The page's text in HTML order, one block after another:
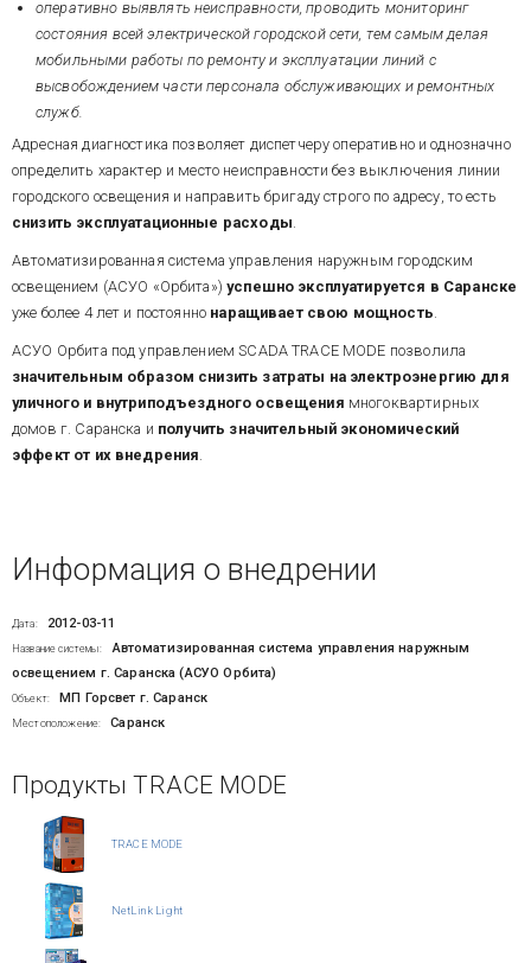
оперативно выявлять неисправности, проводить мониторинг
состояния всей электрической городской сети, тем самым делая
мобильными работы по ремонту и эксплуатации линий с
высвобождением части персонала обслуживающих и ремонтных
служб.
Адресная диагностика позволяет диспетчеру оперативно и однозначно
определить характер и место неисправности без выключения линии
городского освещения и направить бригаду строго по адресу, то есть
снизить эксплуатационные расходы.
Автоматизированная система управления наружным городским
освещением (АСУО «Орбита»)успешно эксплуатируется в Саранске
уже более 4 лет и постоянно наращивает свою мощность.
АСУО Орбита под управлением SCADA TRACE MODE позволила
значительным образом снизить затраты на электроэнергию для
уличного и внутриподъездного освещения многоквартирных
домов г. Саранска и получить значительный экономический
эффект от их внедрения.
Информация о внедрении
Дата: 2012-03-11
Название системы:
Автоматизированная система управления наружным
освещением г. Саранска (АСУО Орбита)
Объект: МП Горсвет г. Саранск
Местоположение: Саранск
Продукты TRACE MODE
TRACE MODE
NetLink Light